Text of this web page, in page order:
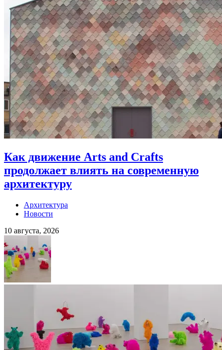
Как движение Arts and Crafts
продолжает влиять на современную
архитектуру
Архитектура
Новости
10 августа, 2026